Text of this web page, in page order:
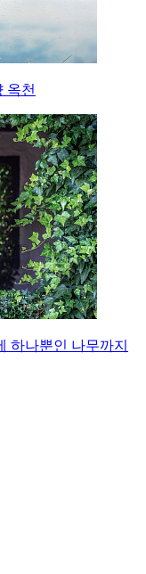
옥천
하나뿐인 나무까지